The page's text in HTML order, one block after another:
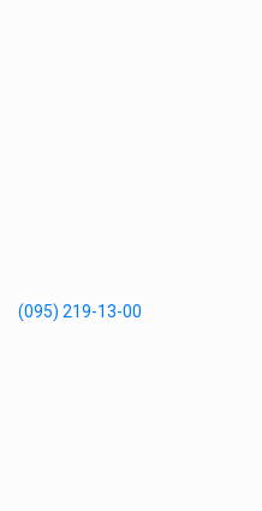
(095) 219-13-00